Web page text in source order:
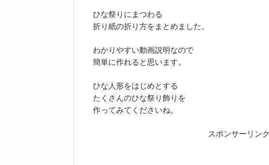
ひな祭りにまつわる
折り紙の折り方をまとめました。
わかりやすい動画説明なので
簡単に作れると思います。
ひな人形をはじめとする
たくさんのひな祭り飾りを
作ってみてくださいね。
スポンサーリンク